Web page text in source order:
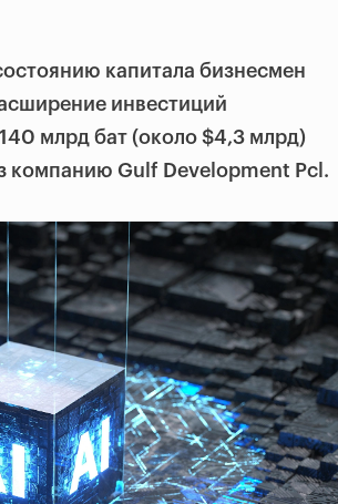
капитала бизнесмен
инвестиций
млрд бат (около $4,3 млрд)
компанию Gulf Development Pcl.